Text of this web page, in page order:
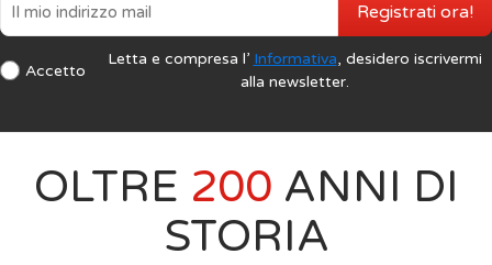
Accetto
Letta e compresa l’ Informativa, desidero iscrivermi
alla newsletter.
Registrati ora!
OLTRE 200 ANNI DI
STORIA